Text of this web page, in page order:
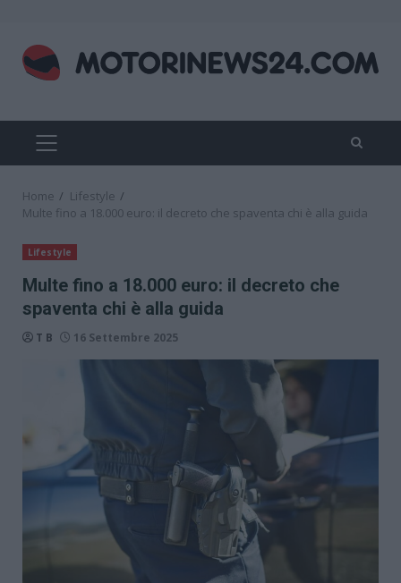
content
PRIMARY
MENU
Home
Lifestyle
Multe fino a 18.000 euro: il decreto che spaventa chi è alla guida
Lifestyle
Multe fino a 18.000 euro: il decreto che
spaventa chi è alla guida
T B 16 Settembre 2025